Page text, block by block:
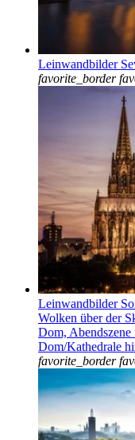
Leinwandbilder
favorite_border
Leinwandbilder
Wolken über der
Dom,
Dom/Kathedrale
favorite_border